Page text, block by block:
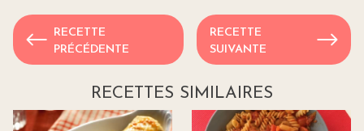
RECETTE
PRÉCÉDENTE
RECETTE
SUIVANTE
RECETTES SIMILAIRES